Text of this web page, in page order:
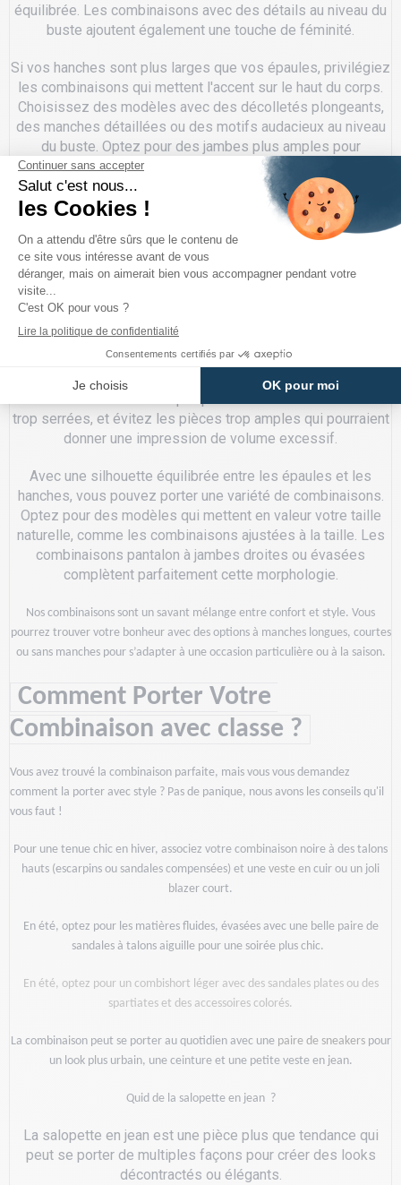
équilibrée. Les combinaisons avec des détails au niveau du
buste ajoutent également une touche de féminité.
Si vos hanches sont plus larges que vos épaules, privilégiez
les combinaisons qui mettent l'accent sur le haut du corps.
Choisissez des modèles avec des décolletés plongeants,
des manches détaillées ou des motifs audacieux au niveau
du buste. Optez pour des jambes plus amples pour
équilibrer votre silhouette.
Avec une silhouette plus droite, créez l'illusion de courbes
en optant pour des combinaisons cintrées à la taille. Les
modèles avec une ceinture ou une découpe à la taille
peuvent donner l'illusion d'une silhouette en sablier. Les
combinaisons à jambes évasées ajoutent du mouvement et
de la forme à votre silhouette.
Si vous avez des courbes voluptueuses, mettez en valeur
votre taille avec des combinaisons qui la soulignent.
Choisissez des modèles avec une ceinture élastique, des
trop serrées, et évitez les pièces trop amples qui pourraient
donner une impression de volume excessif.
Avec une silhouette équilibrée entre les épaules et les
hanches, vous pouvez porter une variété de combinaisons.
Optez pour des modèles qui mettent en valeur votre taille
naturelle, comme les combinaisons ajustées à la taille. Les
combinaisons pantalon à jambes droites ou évasées
complètent parfaitement cette morphologie.
Nos combinaisons sont un savant mélange entre confort et style. Vous
pourrez trouver votre bonheur avec des options à manches longues, courtes
ou sans manches pour s’adapter à une occasion particulière ou à la saison.
Combinaison avec classe ?
Vous avez trouvé la combinaison parfaite, mais vous vous demandez
comment la porter avec style ? Pas de panique, nous avons les conseils qu'il
vous faut !
Pour une tenue chic en hiver, associez votre combinaison noire à des talons
hauts (escarpins ou sandales compensées) et une veste en cuir ou un joli
blazer court.
En été, optez pour les matières fluides, évasées avec une belle paire de
sandales à talons aiguille pour une soirée plus chic.
En été, optez pour un combishort léger avec des sandales plates ou des
spartiates et des accessoires colorés.
La combinaison peut se porter au quotidien avec une paire de sneakerspour
un look plus urbain, une ceinture et une petite veste en jean.
Quid de la salopette en jean ?
La salopette en jean est une pièce plus que tendance qui
peut se porter de multiples façons pour créer des looks
décontractés ou élégants.